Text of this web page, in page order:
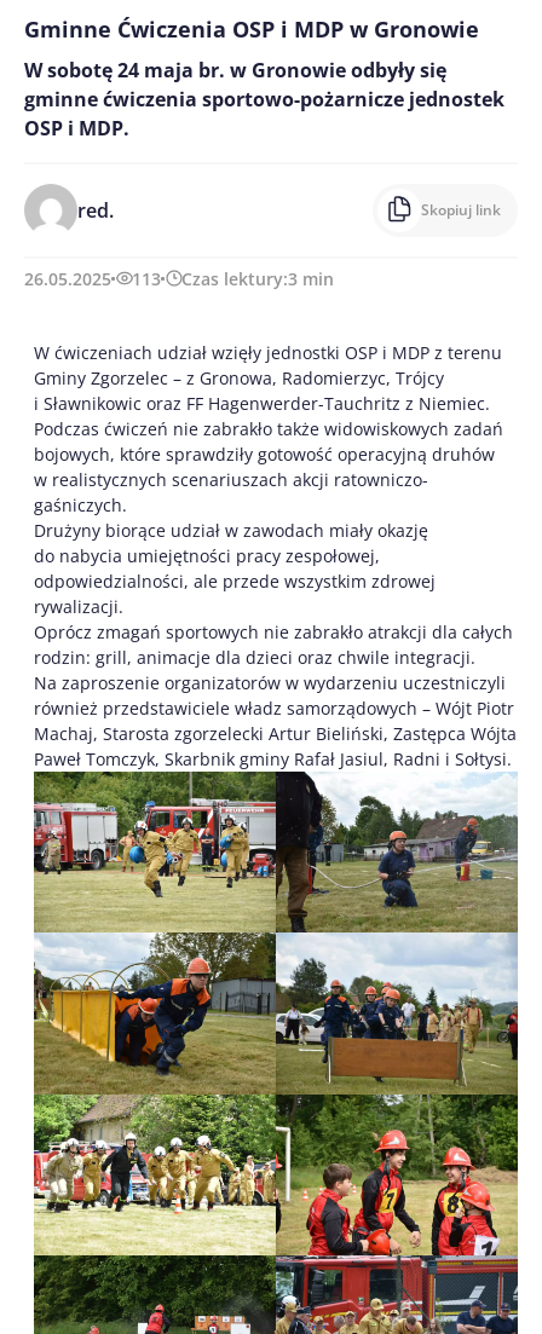
Gminne Ćwiczenia OSP i MDP w Gronowie
W sobotę 24 maja br. w Gronowie odbyły się
gminne ćwiczenia sportowo-pożarnicze jednostek
OSP i MDP.
red. Skopiuj link
26.05.2025 113 Czas lektury:3 min
W ćwiczeniach udział wzięły jednostki OSP i MDP z terenu
Gminy Zgorzelec – z Gronowa, Radomierzyc, Trójcy
i Sławnikowic oraz FF Hagenwerder-Tauchritz z Niemiec.
Podczas ćwiczeń nie zabrakło także widowiskowych zadań
bojowych, które sprawdziły gotowość operacyjną druhów
w realistycznych scenariuszach akcji ratowniczo-
gaśniczych.
Drużyny biorące udział w zawodach miały okazję
do nabycia umiejętności pracy zespołowej,
odpowiedzialności, ale przede wszystkim zdrowej
rywalizacji.
Oprócz zmagań sportowych nie zabrakło atrakcji dla całych
rodzin: grill, animacje dla dzieci oraz chwile integracji.
Na zaproszenie organizatorów w wydarzeniu uczestniczyli
również przedstawiciele władz samorządowych – Wójt Piotr
Machaj, Starosta zgorzelecki Artur Bieliński, Zastępca Wójta
Paweł Tomczyk, Skarbnik gminy Rafał Jasiul, Radni i Sołtysi.